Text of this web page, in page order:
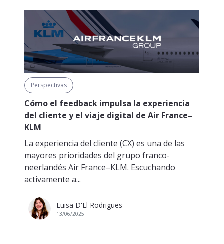
Perspectivas
Cómo el feedback impulsa la experiencia
del cliente y el viaje digital de Air France–
KLM
La experiencia del cliente (CX) es una de las
mayores prioridades del grupo franco-
neerlandés Air France–KLM. Escuchando
activamente a...
Luisa D'El Rodrigues
13/06/2025